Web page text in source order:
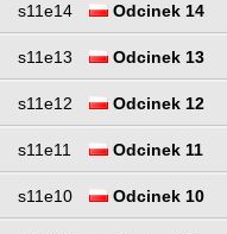
s11e14 Odcinek 14
s11e13 Odcinek 13
s11e12 Odcinek 12
s11e11 Odcinek 11
s11e10 Odcinek 10